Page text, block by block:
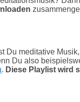
Du meditative
Du also
. Diese Playlist wird